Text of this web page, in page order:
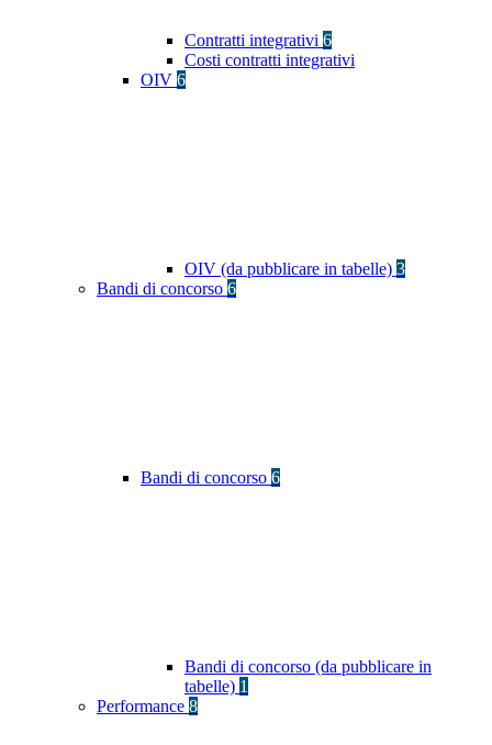
Contratti integrativi 6
Costi contratti integrativi
OIV 6
OIV (da pubblicare in tabelle) 3
Bandi di concorso 6
Bandi di concorso 6
Bandi di concorso (da pubblicare in
tabelle) 1
Performance 8